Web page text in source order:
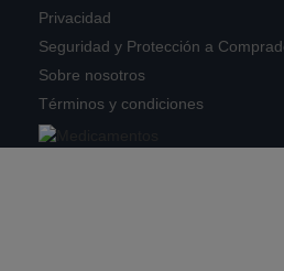
Privacidad
Seguridad y Protección a
Sobre nosotros
Términos y condiciones